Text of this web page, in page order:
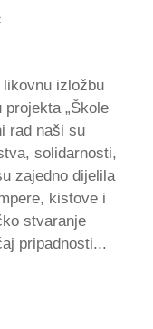
likovnu izložbu
„Škole
rad naši su
solidarnosti,
zajedno dijelila
kistove i
stvaranje
pripadnosti...